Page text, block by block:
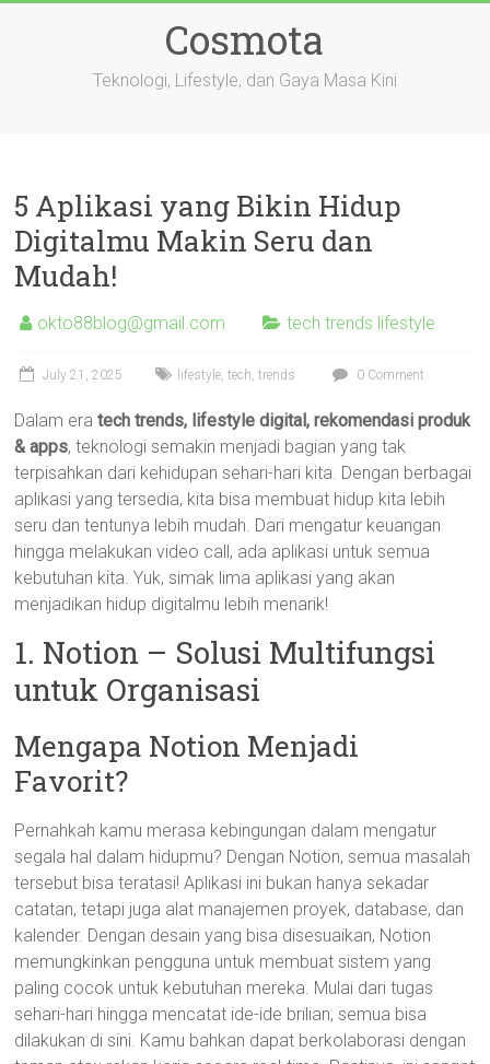
Cosmota
Teknologi, Lifestyle, dan Gaya Masa Kini
5 Aplikasi yang Bikin Hidup
Digitalmu Makin Seru dan
Mudah!
okto88blog@gmail.com tech trends lifestyle
July 21, 2025 lifestyle,tech,trends 0 Comment
Dalam eratech trends, lifestyle digital, rekomendasi produk
& apps, teknologi semakin menjadi bagian yang tak
terpisahkan dari kehidupan sehari-hari kita. Dengan berbagai
aplikasi yang tersedia, kita bisa membuat hidup kita lebih
seru dan tentunya lebih mudah. Dari mengatur keuangan
hingga melakukan video call, ada aplikasi untuk semua
kebutuhan kita. Yuk, simak lima aplikasi yang akan
menjadikan hidup digitalmu lebih menarik!
1. Notion – Solusi Multifungsi
untuk Organisasi
Mengapa Notion Menjadi
Favorit?
Pernahkah kamu merasa kebingungan dalam mengatur
segala hal dalam hidupmu? Dengan Notion, semua masalah
tersebut bisa teratasi! Aplikasi ini bukan hanya sekadar
catatan, tetapi juga alat manajemen proyek, database, dan
kalender. Dengan desain yang bisa disesuaikan, Notion
memungkinkan pengguna untuk membuat sistem yang
paling cocok untuk kebutuhan mereka. Mulai dari tugas
sehari-hari hingga mencatat ide-ide brilian, semua bisa
dilakukan di sini. Kamu bahkan dapat berkolaborasi dengan